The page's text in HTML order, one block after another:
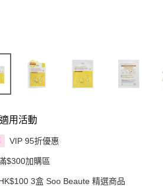
用活動
VIP 95折優惠
$300加購區
3盒 Soo Beaute 精選商品